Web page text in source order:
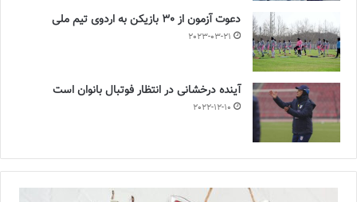
دعوت آزمون از 30 بازیکن به اردوی تیم ملی
2023-03-21
آینده درخشانی در انتظار فوتبال بانوان است
2022-12-10